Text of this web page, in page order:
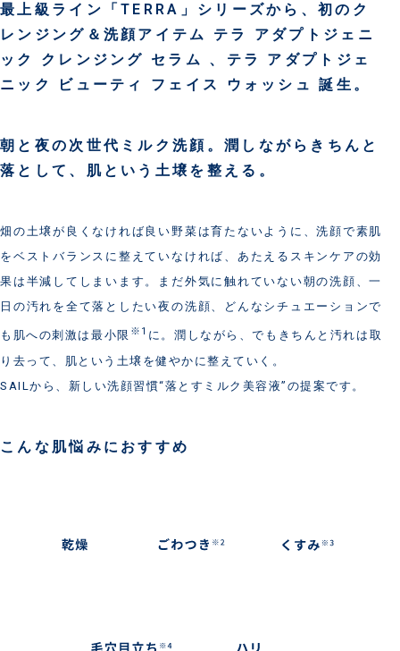
最上級ライン「TERRA」シリーズから、初のク
レンジング＆洗顔アイテム テラ アダプトジェニ
ック クレンジング セラム 、テラ アダプトジェ
ニック ビューティ フェイス ウォッシュ 誕生。
朝と夜の次世代ミルク洗顔。潤しながらきちんと
落として、肌という土壌を整える。
畑の土壌が良くなければ良い野菜は育たないように、洗顔で素肌
をベストバランスに整えていなければ、あたえるスキンケアの効
果は半減してしまいます。まだ外気に触れていない朝の洗顔、一
日の汚れを全て落としたい夜の洗顔、どんなシチュエーションで
も肌への刺激は最小限 ※1 に。潤しながら、でもきちんと汚れは取
り去って、肌という土壌を健やかに整えていく。
SAILから、新しい洗顔習慣“落とすミルク美容液”の提案です。
こんな肌悩みにおすすめ